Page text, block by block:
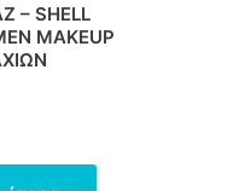
– SHELL
MAKEUP